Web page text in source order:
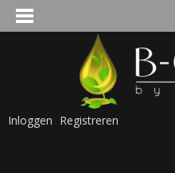
Inloggen Registreren